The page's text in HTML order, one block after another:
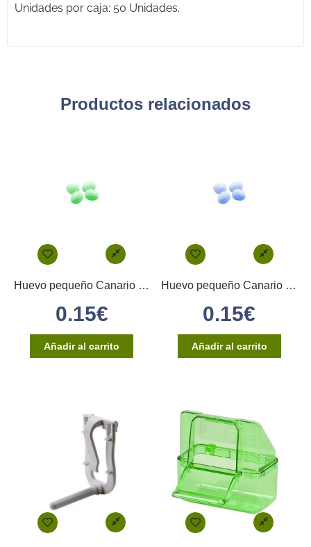
Unidades por caja: 50 Unidades.
Productos relacionados
Huevo pequeño Canario (verde)
0.15€
Añadir al carrito
Huevo pequeño Canario (azul)
0.15€
Añadir al carrito